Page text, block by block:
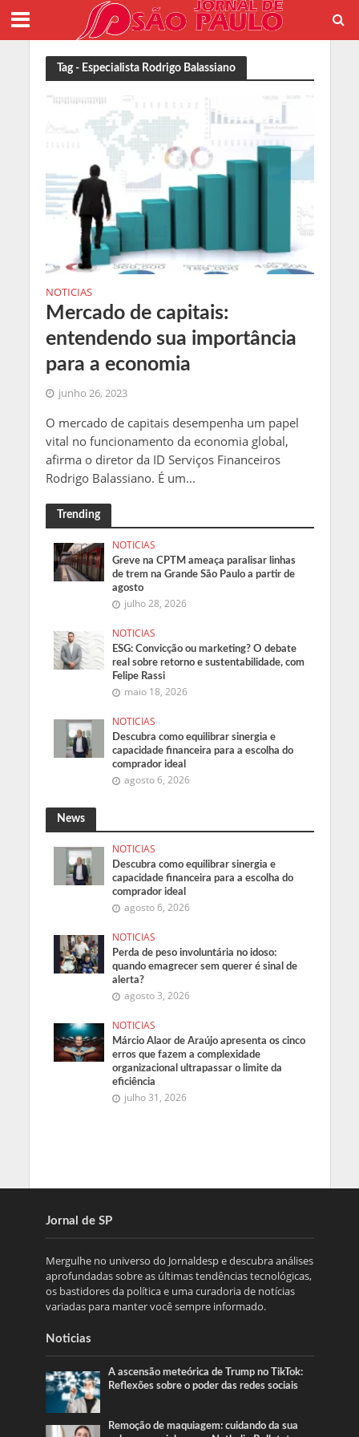
Tag - Especialista Rodrigo Balassiano
NOTICIAS
Mercado de capitais:
entendendo sua importância
para a economia
junho 26, 2023
O mercado de capitais desempenha um papel
vital no funcionamento da economia global,
afirma o diretor da ID Serviços Financeiros
Rodrigo Balassiano. É um...
Trending
NOTICIAS
Greve na CPTM ameaça paralisar linhas
de trem na Grande São Paulo a partir de
agosto
julho 28, 2026
NOTICIAS
ESG: Convicção ou marketing? O debate
real sobre retorno e sustentabilidade, com
Felipe Rassi
maio 18, 2026
NOTICIAS
Descubra como equilibrar sinergia e
capacidade financeira para a escolha do
comprador ideal
agosto 6, 2026
News
NOTICIAS
Descubra como equilibrar sinergia e
capacidade financeira para a escolha do
comprador ideal
agosto 6, 2026
NOTICIAS
Perda de peso involuntária no idoso:
quando emagrecer sem querer é sinal de
alerta?
agosto 3, 2026
NOTICIAS
Márcio Alaor de Araújo apresenta os cinco
erros que fazem a complexidade
organizacional ultrapassar o limite da
eficiência
julho 31, 2026
Jornal de SP
Mergulhe no universo do Jornaldesp e descubra análises
aprofundadas sobre as últimas tendências tecnológicas,
os bastidores da política e uma curadoria de notícias
variadas para manter você sempre informado.
Noticias
A ascensão meteórica de Trump no TikTok:
Reflexões sobre o poder das redes sociais
Remoção de maquiagem: cuidando da sua